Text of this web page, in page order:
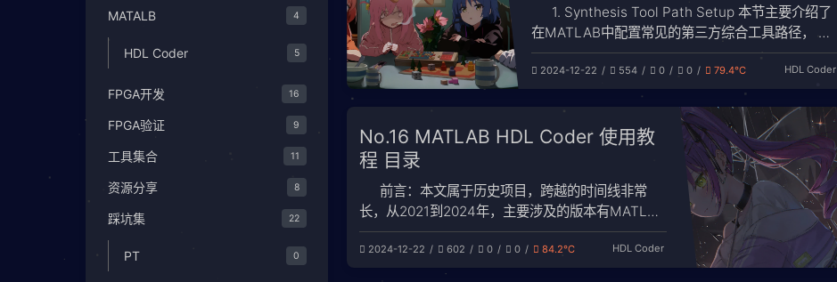
1. Synthesis Tool Path Setup 本节主要介绍了
在MATLAB中配置常见的第三方综合工具路径， 使
用hdlsetuptoolpath Function，配置vivado路径
hdlsetuptoolpath('ToolName','Xilinx
2024-12-22 554 0 0 79.4℃ HDL Coder
No.16 MATLAB HDL Coder 使用教
程 目录
前言：本文属于历史项目，跨越的时间线非常
长，从2021到2024年，主要涉及的版本有MATLAB
2022a和MATLAB 2024a。有部分函数和代码都是
继承的2022a，现在我整理时用的2024a，会发现
HDL Coder工具箱在这两年变化挺大，新增了很多
2024-12-22 602 0 0 84.2℃ HDL Coder
MATALB 4
HDL Coder 5
FPGA开发 16
FPGA验证 9
工具集合 11
资源分享 8
踩坑集 22
PT 0